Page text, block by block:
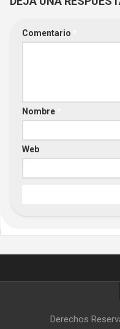
Comentario
Nombre
Web
Derechos